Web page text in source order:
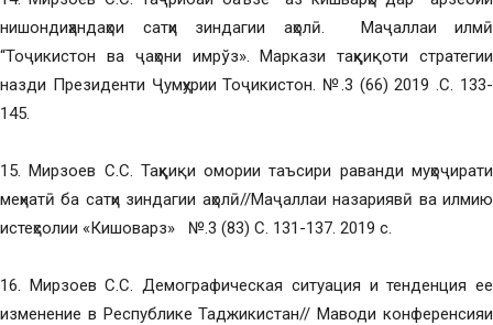
нишондиҳандаҳои сатҳи зиндагии аҳолӣ. Маҷаллаи илмӣ
“Тоҷикистон ва ҷаҳони имрўз». Маркази таҳқиқоти стратегии
назди Президенти Ҷумҳурии Тоҷикистон. №.3 (66) 2019 .С. 133-
145.
15. Мирзоев С.С. Таҳқиқи омории таъсири раванди муҳоҷирати
меҳнатӣ ба сатҳи зиндагии аҳолӣ//Маҷаллаи назариявӣ ва илмию
истеҳсолии «Кишоварз» №.3 (83) С. 131-137. 2019 с.
16. Мирзоев С.С. Демографическая ситуация и тенденция ее
изменение в Республике Таджикистан// Маводи конференсияи